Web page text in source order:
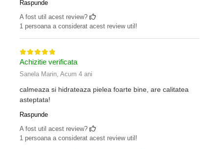
Raspunde
A fost util acest review?
1 persoana a considerat acest review util!
Achizitie verificata
Sanela Marin, Acum 4 ani
calmeaza si hidrateaza pielea foarte bine, are calitatea
asteptata!
Raspunde
A fost util acest review?
1 persoana a considerat acest review util!